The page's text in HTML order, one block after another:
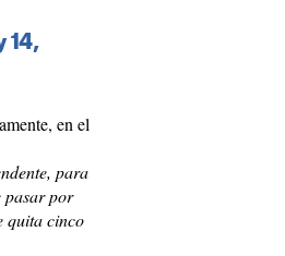
14,
en el
para
pasar por
quita cinco